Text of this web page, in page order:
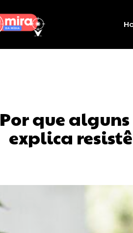
Por que
explica